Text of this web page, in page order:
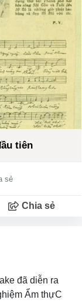
tiên
sẻ
Chia sẻ
đã diễn ra
Ẩm thựC